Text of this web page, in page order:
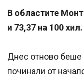
В областите
и 73,37 на 100
Днес отново беше
починали от